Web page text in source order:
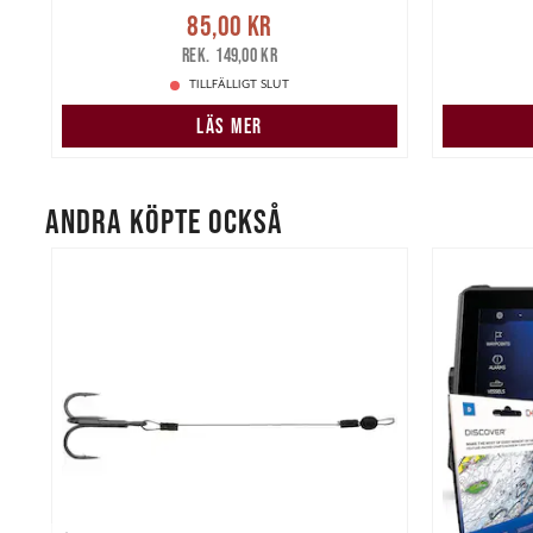
Nuvarande pris :85,00 kr
pris:149,00 kr
85,00 kr
149,00 kr
TILLFÄLLIGT SLUT
LÄS MER
ANDRA KÖPTE OCKSÅ